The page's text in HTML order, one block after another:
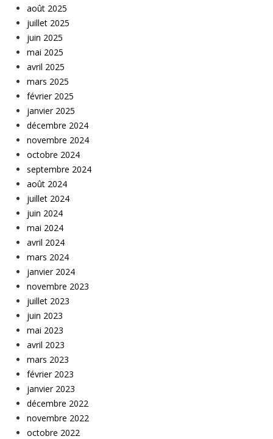
août 2025
juillet 2025
juin 2025
mai 2025
avril 2025
mars 2025
février 2025
janvier 2025
décembre 2024
novembre 2024
octobre 2024
septembre 2024
août 2024
juillet 2024
juin 2024
mai 2024
avril 2024
mars 2024
janvier 2024
novembre 2023
juillet 2023
juin 2023
mai 2023
avril 2023
mars 2023
février 2023
janvier 2023
décembre 2022
novembre 2022
octobre 2022